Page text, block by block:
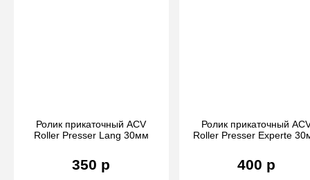
Ролик прикаточный ACV
Roller Presser Lang 30мм
350 р
Ролик прикаточный
Roller Presser Experte
400 р